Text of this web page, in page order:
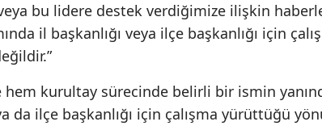
bu lidere destek verdiğimize ilişkin
il başkanlığı veya ilçe başkanlığı için
hem kurultay sürecinde belirli bir ismin
da ilçe başkanlığı için çalışma yürüttüğü